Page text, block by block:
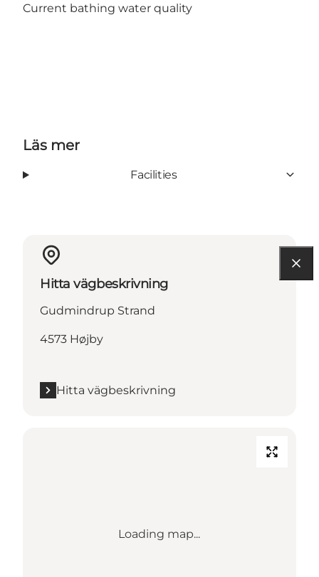
Current bathing water quality
Läs mer
Facilities
Hitta vägbeskrivning
Gudmindrup Strand
4573 Højby
Hitta vägbeskrivning
Loading map...